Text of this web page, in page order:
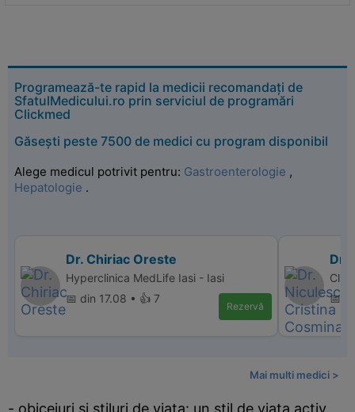
Programează-te rapid la medicii recomandați de
SfatulMedicului.ro prin serviciul de programări
Clickmed
Găsești peste 7500 de medici cu program disponibil
Alege medicul potrivit pentru: Gastroenterologie ,
Hepatologie .
Dr. Chiriac Oreste
Hyperclinica MedLife Iasi - Iasi
📅 din 17.08 • 👍 7
Rezervă
Dr.
📅
Mai multi medici >
- obiceiuri si stiluri de viata: un stil de viata activ,